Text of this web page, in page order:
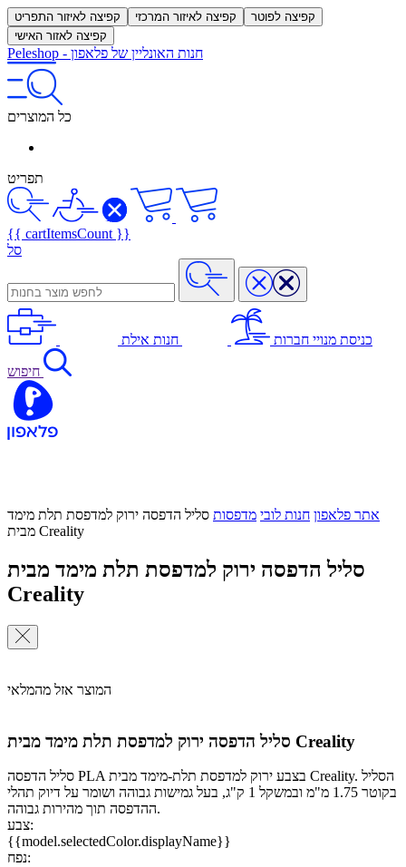
קפיצה לאיזור התפריט קפיצה לאיזור המרכזי
קפיצה לפוטר
קפיצה לאזור האישי
Peleshop - חנות האונליין של פלאפון
כל המוצרים
תפריט
{{ cartItemsCount }}
סל
כניסת מנויי חברות חנות אילת
חיפוש
אתר פלאפון חנות לובי מדפסות סליל הדפסה ירוק למדפסת תלת מימד
מבית Creality
סליל הדפסה ירוק למדפסת תלת מימד מבית
Creality
המוצר אזל מהמלאי
סליל הדפסה ירוק למדפסת תלת מימד מבית Creality
סליל הדפסה PLA בצבע ירוק למדפסת תלת-מימד מבית Creality. הסליל
בקוטר 1.75 מ"מ ובמשקל 1 ק"ג, בעל גמישות גבוהה ושומר על דיוק תהלי
ההדפסה תוך מהירות גבוהה.
צבע:
{{model.selectedColor.displayName}}
נפח: